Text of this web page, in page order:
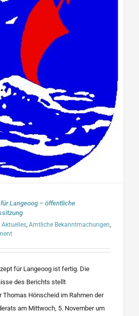
Langeoog – öffentliche
Aktuelles, Amtliche Bekanntmachungen,
für Langeoog ist fertig. Die
des Berichts stellt
Thomas Hönscheid im Rahmen der
am Mittwoch, 5. November um